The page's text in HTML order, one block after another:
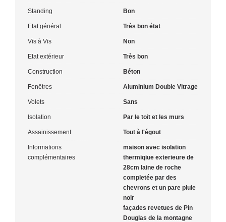
Standing Bon
Etat général Très bon état
Vis à Vis Non
Etat extérieur Très bon
Construction Béton
Fenêtres Aluminium Double Vitrage
Volets Sans
Isolation Par le toit et les murs
Assainissement Tout à l'égout
Informations
complémentaires
maison avec isolation
thermiqiue exterieure de
28cm laine de roche
completée par des
chevrons et un pare pluie
noir
façades revetues de Pin
Douglas de la montagne